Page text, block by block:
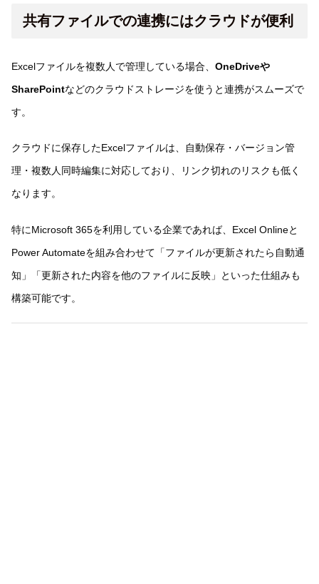
共有ファイルでの連携にはクラウドが便利
Excelファイルを複数人で管理している場合、 OneDriveや
SharePointなどのクラウドストレージを使うと連携がスムーズで
す。
クラウドに保存したExcelファイルは、自動保存・バージョン管
理・複数人同時編集に対応しており、リンク切れのリスクも低く
なります。
特にMicrosoft 365を利用している企業であれば、Excel Onlineと
Power Automateを組み合わせて「ファイルが更新されたら自動通
知」「更新された内容を他のファイルに反映」といった仕組みも
構築可能です。